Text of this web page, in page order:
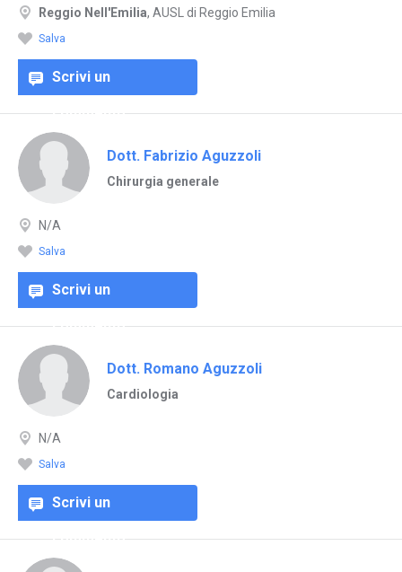
Reggio Nell'Emilia, AUSL di Reggio Emilia
Salva
Scrivi un
commento
Dott. Fabrizio Aguzzoli
Chirurgia generale
N/A
Salva
Scrivi un
commento
Dott. Romano Aguzzoli
Cardiologia
N/A
Salva
Scrivi un
commento